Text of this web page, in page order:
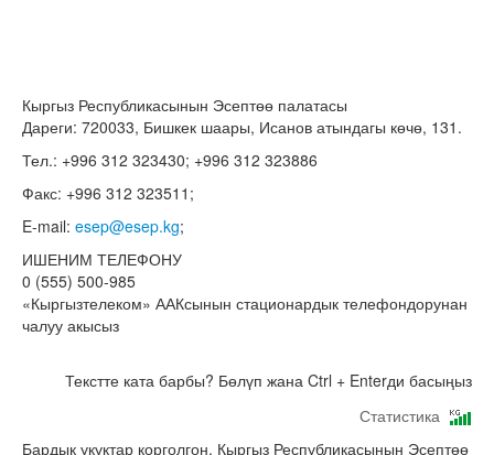
Кыргыз Республикасынын Эсептөө палатасы
Дареги: 720033, Бишкек шаары, Исанов атындагы көчө, 131.
Тел.: +996 312 323430; +996 312 323886
Факс: +996 312 323511;
E-mail: esep@esep.kg;
ИШЕНИМ ТЕЛЕФОНУ
0 (555) 500-985
«Кыргызтелеком» ААКсынын стационардык телефондорунан
чалуу акысыз
Текстте ката барбы? Бөлүп жана Ctrl + Enterди басыңыз
Статистика
Бардык укуктар корголгон. Кыргыз Республикасынын Эсептөө